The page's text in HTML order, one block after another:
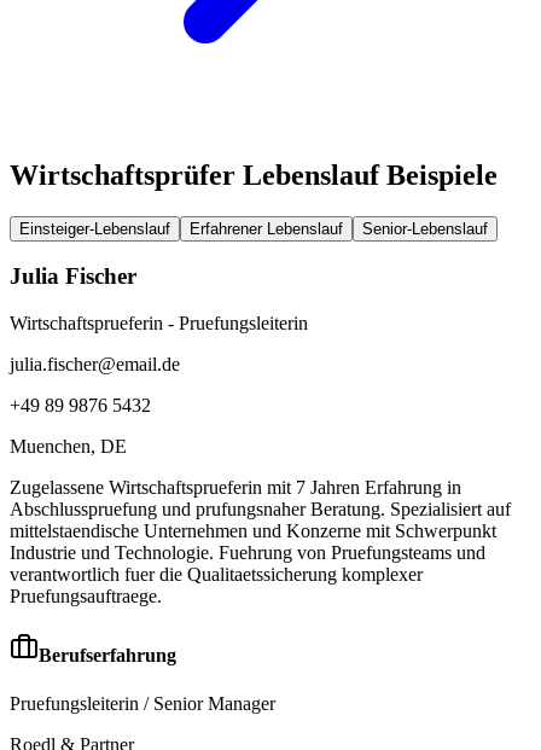
Wirtschaftsprüfer Lebenslauf Beispiele
Einsteiger-Lebenslauf Erfahrener Lebenslauf Senior-Lebenslauf
Julia Fischer
Wirtschaftsprueferin - Pruefungsleiterin
julia.fischer@email.de
+49 89 9876 5432
Muenchen, DE
Zugelassene Wirtschaftsprueferin mit 7 Jahren Erfahrung in
Abschlusspruefung und prufungsnaher Beratung. Spezialisiert auf
mittelstaendische Unternehmen und Konzerne mit Schwerpunkt
Industrie und Technologie. Fuehrung von Pruefungsteams und
verantwortlich fuer die Qualitaetssicherung komplexer
Pruefungsauftraege.
Berufserfahrung
Pruefungsleiterin / Senior Manager
Roedl & Partner